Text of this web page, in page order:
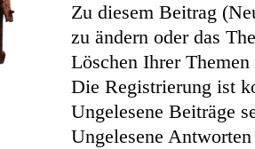
Zu diesem Beitrag
zu ändern oder das
Löschen Ihrer
Die Registrierung ist
Ungelesene Beiträge
Ungelesene